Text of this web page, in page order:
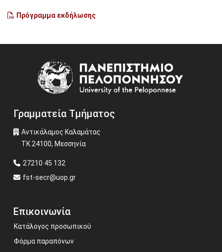
Πρόγραμμα εκδήλωσης
Γραμματεία Τμήματος
Αντικάλαμος Καλαμάτας
ΤΚ 24100, Μεσσηνία
27210 45 132
fst-secr@uop.gr
Επικοινωνία
Κατάλογος προσωπικού
Φόρμα παραπόνων